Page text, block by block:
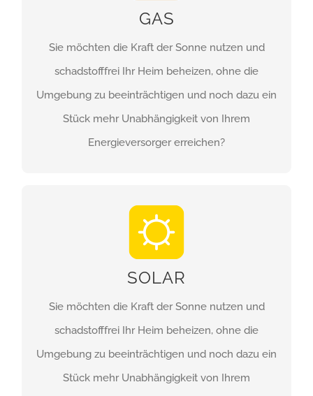
GAS
Sie möchten die Kraft der Sonne nutzen und
schadstofffrei Ihr Heim beheizen, ohne die
Umgebung zu beeinträchtigen und noch dazu ein
Stück mehr Unabhängigkeit von Ihrem
Energieversorger erreichen?
GAS
MEHR!
SOLAR
Sie möchten die Kraft der Sonne nutzen und
schadstofffrei Ihr Heim beheizen, ohne die
Umgebung zu beeinträchtigen und noch dazu ein
Stück mehr Unabhängigkeit von Ihrem
SOLAR
MEHR!